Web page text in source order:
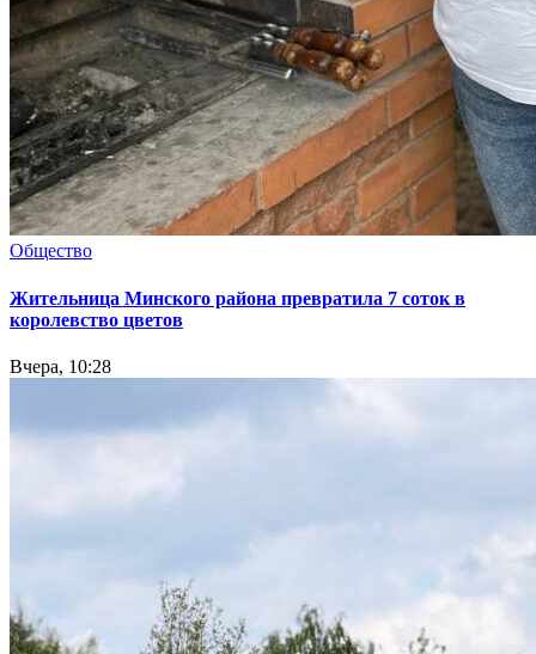
Общество
Жительница Минского района превратила 7 соток в
королевство цветов
Вчера, 10:28